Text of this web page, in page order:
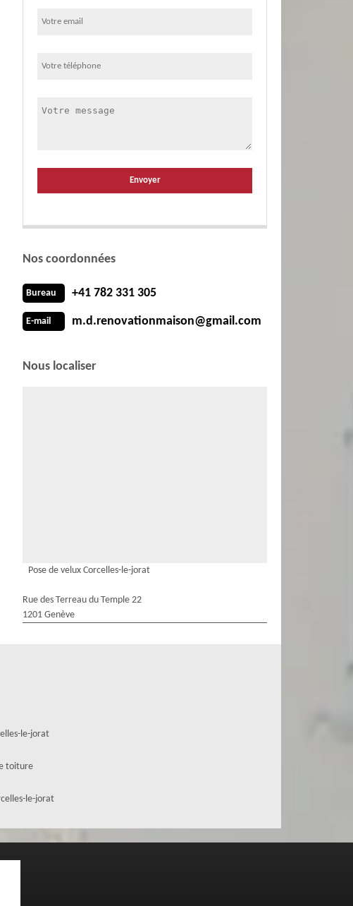
Nos coordonnées
Bureau +41 782 331 305
E-mail m.d.renovationmaison@gmail.com
Nous localiser
Pose de velux Corcelles-le-jorat
Rue des Terreau du Temple 22
1201 Genève
le-jorat
toiture
le-jorat